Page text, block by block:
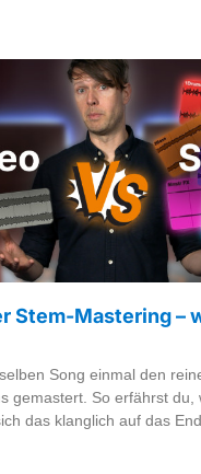
Stem-Mastering –
Song einmal den
gemastert. So erfährst du,
das klanglich auf das